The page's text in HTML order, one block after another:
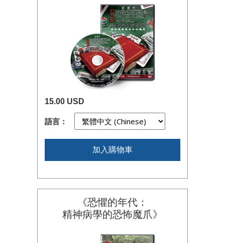
15.00 USD
語言：
加入購物車
《恐懼的年代：
精神病學的恐怖魔爪》